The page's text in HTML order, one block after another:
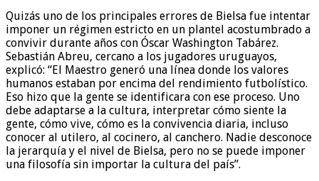
Quizás uno de los principales errores de Bielsa fue intentar
imponer un régimen estricto en un plantel acostumbrado a
convivir durante años con Óscar Washington Tabárez.
Sebastián Abreu, cercano a los jugadores uruguayos,
explicó: “El Maestro generó una línea donde los valores
humanos estaban por encima del rendimiento futbolístico.
Eso hizo que la gente se identificara con ese proceso. Uno
debe adaptarse a la cultura, interpretar cómo siente la
gente, cómo vive, cómo es la convivencia diaria, incluso
conocer al utilero, al cocinero, al canchero. Nadie desconoce
la jerarquía y el nivel de Bielsa, pero no se puede imponer
una filosofía sin importar la cultura del país”.